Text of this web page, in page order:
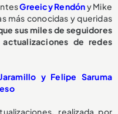
Greeicy Rendóny Mike
más conocidas y queridas
sus miles de seguidores
de redes
y Felipe Saruma
realizada por